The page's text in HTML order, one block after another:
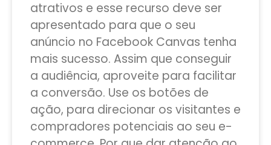
atrativos e esse recurso deve ser
apresentado para que o seu
anúncio no Facebook Canvas tenha
mais sucesso. Assim que conseguir
a audiência, aproveite para facilitar
a conversão. Use os botões de
ação, para direcionar os visitantes e
compradores potenciais ao seu e-